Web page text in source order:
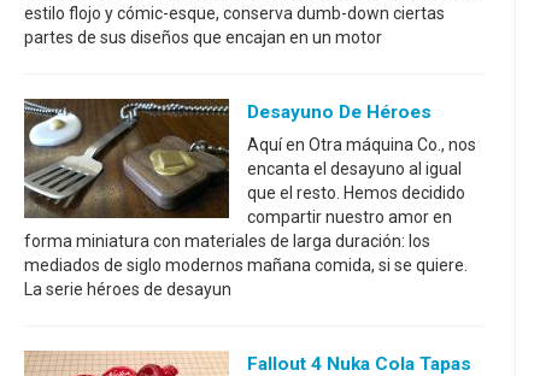
estilo flojo y cómic-esque, conserva dumb-down ciertas
partes de sus diseños que encajan en un motor
Desayuno De Héroes
Aquí en Otra máquina Co., nos
encanta el desayuno al igual
que el resto. Hemos decidido
compartir nuestro amor en
forma miniatura con materiales de larga duración: los
mediados de siglo modernos mañana comida, si se quiere.
La serie héroes de desayun
Fallout 4 Nuka Cola Tapas